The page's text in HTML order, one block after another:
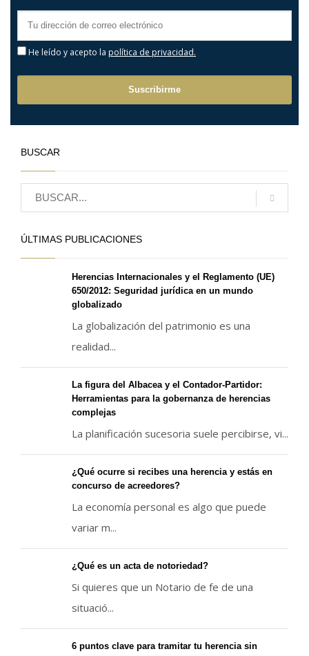
He leído y acepto la política de privacidad.
BUSCAR
ÚLTIMAS PUBLICACIONES
Herencias Internacionales y el Reglamento (UE)
650/2012: Seguridad jurídica en un mundo
globalizado
La globalización del patrimonio es una
realidad...
La figura del Albacea y el Contador-Partidor:
Herramientas para la gobernanza de herencias
complejas
La planificación sucesoria suele percibirse, vi...
¿Qué ocurre si recibes una herencia y estás en
concurso de acreedores?
La economía personal es algo que puede
variar m...
¿Qué es un acta de notoriedad?
Si quieres que un Notario de fe de una
situació...
6 puntos clave para tramitar tu herencia sin